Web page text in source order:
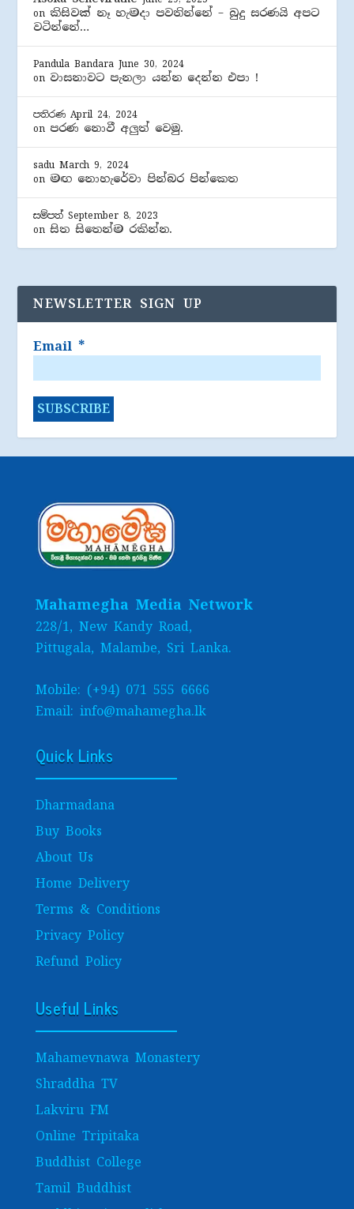
on කිසිවක් නෑ හැමදා පවතින්නේ – බුදු සරණයි අපට
වටින්නේ…
Pandula Bandara June 30, 2024
on වාසනාවට පැනලා යන්න දෙන්න එපා !
පතිරණ April 24, 2024
on පරණ නොවී අලුත් වෙමු.
sadu March 9, 2024
on මඟ නොහැරේවා පින්බර පින්කෙත
සම්පත් September 8, 2023
onසිත සිතෙන්ම රකින්න.
NEWSLETTER SIGN UP
Email *
Mahamegha Media Network
228/1, New Kandy Road,
Pittugala, Malambe, Sri Lanka.
Mobile: (+94) 071 555 6666
Email: info@mahamegha.lk
Quick Links
Dharmadana
Buy Books
About Us
Home Delivery
Terms & Conditions
Privacy Policy
Refund Policy
Useful Links
Mahamevnawa Monastery
Shraddha TV
Lakviru FM
Online Tripitaka
Buddhist College
Tamil Buddhist